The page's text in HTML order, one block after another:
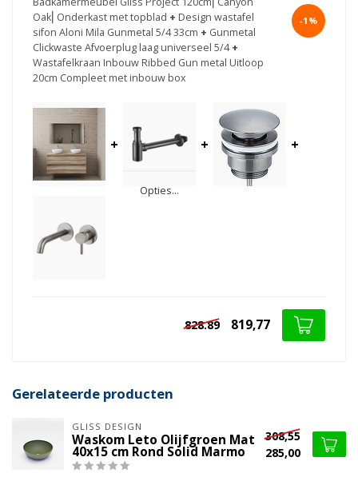
Oak⎢Onderkast met topblad + Design wastafel
sifon Aloni Mila Gunmetal 5/4 33cm + Gunmetal
Clickwaste Afvoerplug laag universeel 5/4 +
Wastafelkraan Inbouw Ribbed Gun metal Uitloop
20cm Compleet met inbouw box
-1%
+
Opties...
+ +
828.89 819,77
Gerelateerde producten
GLISS DESIGN
Waskom Leto Olijfgroen Mat
40x15 cm Rond Solid Marmo
308,55
285,00